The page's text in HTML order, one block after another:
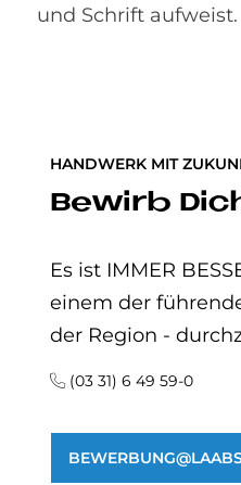
und Schrift aufweist.
HANDWERK MIT
Be­wirb
Es ist IMMER
einem der
der Region -
(03 31) 6 49 59-0